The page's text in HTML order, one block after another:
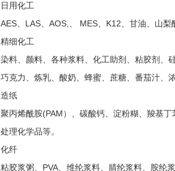
日用化工
AES、LAS、AOS,、 MES、K12、甘油、山
精细化工
染料、颜料、各种浆料、化工助剂、粘胶剂、
巧克力、炼乳、酸奶、蜂蜜、蔗糖、番茄汁、
造纸
聚丙烯酰胺(PAM）、碳酸钙、淀粉糊、羧基
处理化学品等。
化纤
粘胶浆粥、PVA、维纶浆料、腈纶浆料、胺纶